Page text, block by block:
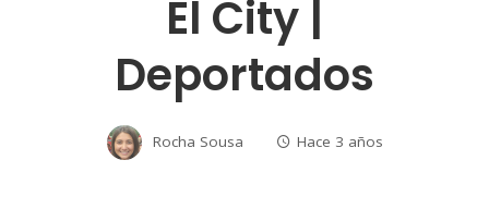
El City |
Deportados
Rocha Sousa Hace 3 años